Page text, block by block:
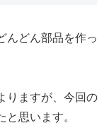
んどん部品を作っ
りますが、今回の
思います。